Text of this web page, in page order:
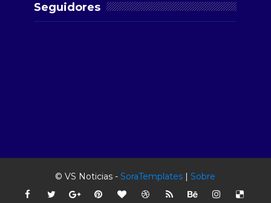
Seguidores
© VS Noticias -SoraTemplates |Sobre